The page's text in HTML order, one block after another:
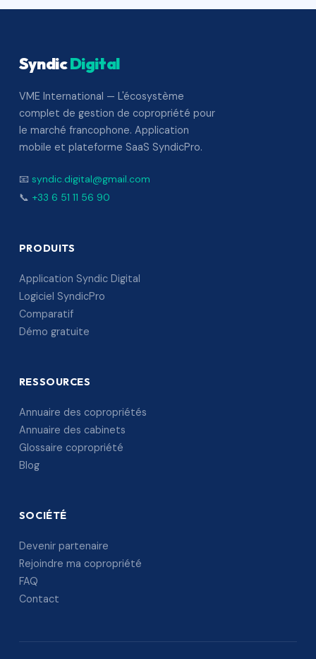
SyndicDigital
VME International — L'écosystème
complet de gestion de copropriété pour
le marché francophone. Application
mobile et plateforme SaaS SyndicPro.
📧 syndic.digital@gmail.com
📞 +33 6 51 11 56 90
PRODUITS
Application Syndic Digital
Logiciel SyndicPro
Comparatif
Démo gratuite
RESSOURCES
Annuaire des copropriétés
Annuaire des cabinets
Glossaire copropriété
Blog
SOCIÉTÉ
Devenir partenaire
Rejoindre ma copropriété
FAQ
Contact